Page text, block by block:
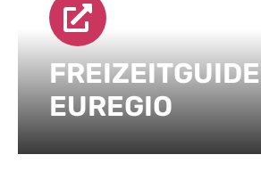
FREIZEITGUIDE
EUREGIO